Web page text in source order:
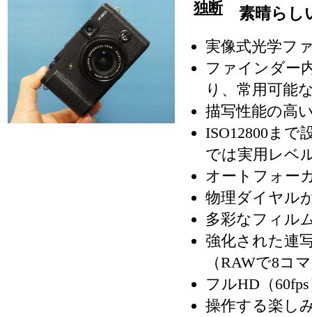
独断 素晴らし
実像式光学フ
ファインダー
り、常用可能
描写性能の高
ISO12800まで
では実用レベ
オートフォー
物理ダイヤル
多彩なフィル
強化された連
（RAWで8コ
フルHD（
操作する楽し